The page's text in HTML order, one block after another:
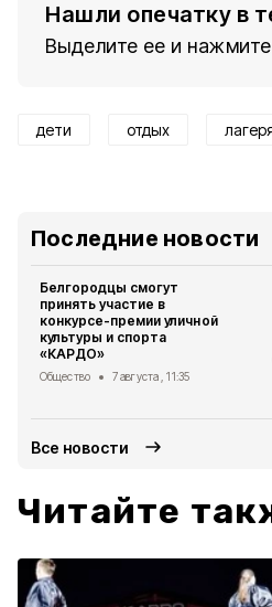
Нашли опечатку в
Выделите ее и
дети отдых
Последние новости
Белгородцы смогут
принять участие в
конкурсе-премии уличной
культуры и спорта
«КАРДО»
Общество 7 августа , 11:35
Все новости
Читайте